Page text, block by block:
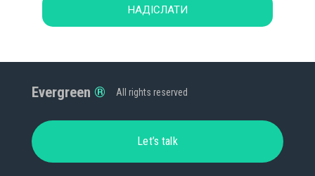
НАДІСЛАТИ
Evergreen All rights reserved
Let’s talk